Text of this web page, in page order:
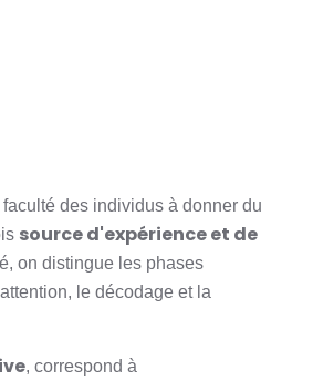
des individus à donner du
source d'expérience et de
on distingue les phases
le décodage et la
, correspond à